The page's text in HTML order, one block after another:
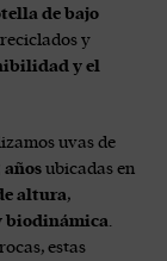
de bajo
y
y el
uvas de
años ubicadas en
altura,
biodinámica.
estas